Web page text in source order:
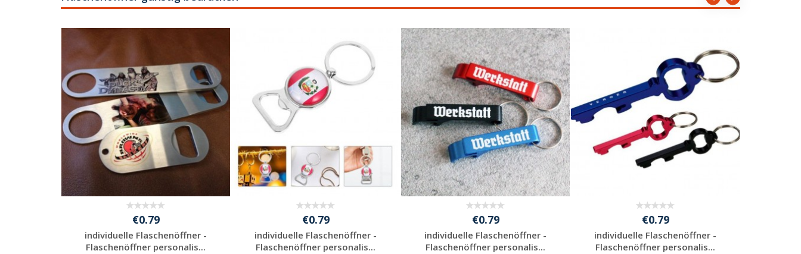
€0.79
individuelle Flaschenöffner -
Flaschenöffner personalis...
€0.79
individuelle Flaschenöffner -
Flaschenöffner personalis...
€0.79
individuelle Flaschenöffner -
Flaschenöffner personalis...
€0.79
individuelle Flaschenöffner -
Flaschenöffner personalis...